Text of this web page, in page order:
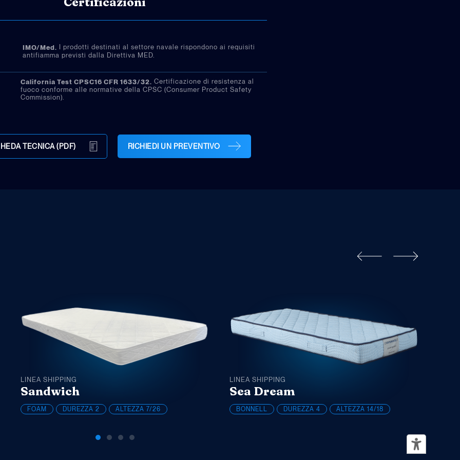
IMO/Med. I prodotti destinati al settore navale rispondono ai requisiti
antifiamma previsti dalla Direttiva MED.
California Test CPSC16 CFR 1633/32. Certificazione di resistenza al
fuoco conforme alle normative della CPSC (Consumer Product Safety
Commission).
TECNICA (PDF) RICHIEDI UN PREVENTIVO
LINEA SHIPPING
Sandwich
FOAM DUREZZA 2 ALTEZZA 7/26
LINEA SHIPPING
Sea Dream
BONNELL DUREZZA 4 ALTEZZA 14/18